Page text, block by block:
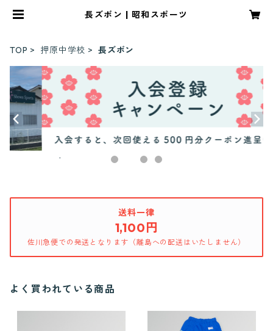
長ズボン | 昭和スポーツ
TOP 押原中学校 長ズボン
送料一律
1,100円
佐川急便での発送となります（離島への配送はいたしません）
よく買われている商品